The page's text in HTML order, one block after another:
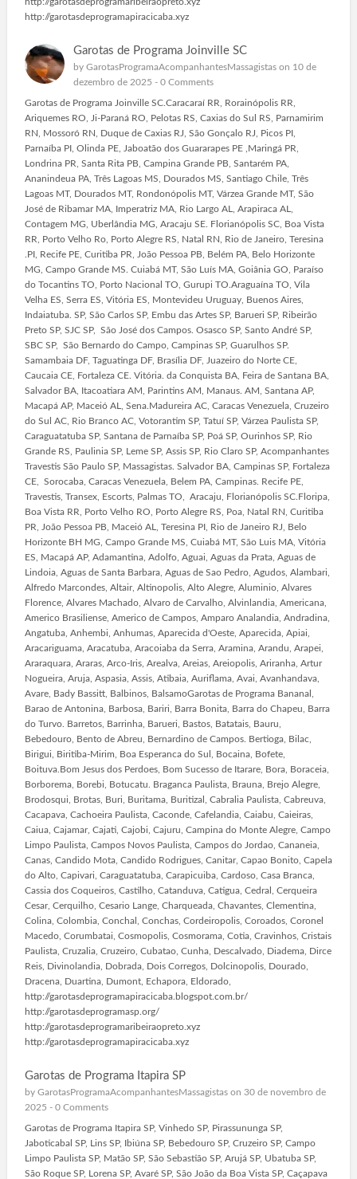
http://garotasdeprogramapiracicaba.xyz
Garotas de Programa Joinville SC
by GarotasProgramaAcompanhantesMassagistason 10 de
dezembro de 2025 - 0 Comments
Garotas de Programa Joinville SC.Caracaraí RR, Rorainópolis RR,
Ariquemes RO, Ji-Paraná RO, Pelotas RS, Caxias do Sul RS, Parnamirim
RN, Mossoró RN, Duque de Caxias RJ, São Gonçalo RJ, Picos PI,
Parnaíba PI, Olinda PE, Jaboatão dos Guararapes PE ,Maringá PR,
Londrina PR, Santa Rita PB, Campina Grande PB, Santarém PA,
Ananindeua PA, Três Lagoas MS, Dourados MS, Santiago Chile, Três
Lagoas MT, Dourados MT, Rondonópolis MT, Várzea Grande MT, São
José de Ribamar MA, Imperatriz MA, Rio Largo AL, Arapiraca AL,
Contagem MG, Uberlândia MG, Aracaju SE. Florianópolis SC, Boa Vista
RR, Porto Velho Ro, Porto Alegre RS, Natal RN, Rio de Janeiro, Teresina
.PI, Recife PE, Curitiba PR, João Pessoa PB, Belém PA, Belo Horizonte
MG, Campo Grande MS. Cuiabá MT, São Luís MA, Goiânia GO, Paraíso
do Tocantins TO, Porto Nacional TO, Gurupi TO.Araguaína TO, Vila
Velha ES, Serra ES, Vitória ES, Montevideu Uruguay, Buenos Aires,
Indaiatuba. SP, São Carlos SP, Embu das Artes SP, Barueri SP, Ribeirão
Preto SP, SJC SP, São José dos Campos. Osasco SP, Santo André SP,
SBC SP, São Bernardo do Campo, Campinas SP, Guarulhos SP.
Samambaia DF, Taguatinga DF, Brasília DF, Juazeiro do Norte CE,
Caucaia CE, Fortaleza CE. Vitória. da Conquista BA, Feira de Santana BA,
Salvador BA, Itacoatiara AM, Parintins AM, Manaus. AM, Santana AP,
Macapá AP, Maceió AL, Sena.Madureira AC, Caracas Venezuela, Cruzeiro
do Sul AC, Rio Branco AC, Votorantim SP, Tatuí SP, Várzea Paulista SP,
Caraguatatuba SP, Santana de Parnaíba SP, Poá SP, Ourinhos SP, Rio
Grande RS, Paulinia SP, Leme SP, Assis SP, Rio Claro SP, Acompanhantes
Travestis São Paulo SP, Massagistas. Salvador BA, Campinas SP, Fortaleza
CE, Sorocaba, Caracas Venezuela, Belem PA, Campinas. Recife PE,
Travestis, Transex, Escorts, Palmas TO, Aracaju, Florianópolis SC.Floripa,
Boa Vista RR, Porto Velho RO, Porto Alegre RS, Poa, Natal RN, Curitiba
PR, João Pessoa PB, Maceió AL, Teresina PI, Rio de Janeiro RJ, Belo
Horizonte BH MG, Campo Grande MS, Cuiabá MT, São Luis MA, Vitória
ES, Macapá AP, Adamantina, Adolfo, Aguai, Aguas da Prata, Aguas de
Lindoia, Aguas de Santa Barbara, Aguas de Sao Pedro, Agudos, Alambari,
Alfredo Marcondes, Altair, Altinopolis, Alto Alegre, Aluminio, Alvares
Florence, Alvares Machado, Alvaro de Carvalho, Alvinlandia, Americana,
Americo Brasiliense, Americo de Campos, Amparo Analandia, Andradina,
Angatuba, Anhembi, Anhumas, Aparecida d'Oeste, Aparecida, Apiai,
Aracariguama, Aracatuba, Aracoiaba da Serra, Aramina, Arandu, Arapei,
Araraquara, Araras, Arco-Iris, Arealva, Areias, Areiopolis, Ariranha, Artur
Nogueira, Aruja, Aspasia, Assis, Atibaia, Auriflama, Avai, Avanhandava,
Avare, Bady Bassitt, Balbinos, BalsamoGarotas de Programa Bananal,
Barao de Antonina, Barbosa, Bariri, Barra Bonita, Barra do Chapeu, Barra
do Turvo. Barretos, Barrinha, Barueri, Bastos, Batatais, Bauru,
Bebedouro, Bento de Abreu, Bernardino de Campos. Bertioga, Bilac,
Birigui, Biritiba-Mirim, Boa Esperanca do Sul, Bocaina, Bofete,
Boituva.Bom Jesus dos Perdoes, Bom Sucesso de Itarare, Bora, Boraceia,
Borborema, Borebi, Botucatu. Braganca Paulista, Brauna, Brejo Alegre,
Brodosqui, Brotas, Buri, Buritama, Buritizal, Cabralia Paulista, Cabreuva,
Cacapava, Cachoeira Paulista, Caconde, Cafelandia, Caiabu, Caieiras,
Caiua, Cajamar, Cajati, Cajobi, Cajuru, Campina do Monte Alegre, Campo
Limpo Paulista, Campos Novos Paulista, Campos do Jordao, Cananeia,
Canas, Candido Mota, Candido Rodrigues, Canitar, Capao Bonito, Capela
do Alto, Capivari, Caraguatatuba, Carapicuiba, Cardoso, Casa Branca,
Cassia dos Coqueiros, Castilho, Catanduva, Catigua, Cedral, Cerqueira
Cesar, Cerquilho, Cesario Lange, Charqueada, Chavantes, Clementina,
Colina, Colombia, Conchal, Conchas, Cordeiropolis, Coroados, Coronel
Macedo, Corumbatai, Cosmopolis, Cosmorama, Cotia, Cravinhos, Cristais
Paulista, Cruzalia, Cruzeiro, Cubatao, Cunha, Descalvado, Diadema, Dirce
Reis, Divinolandia, Dobrada, Dois Corregos, Dolcinopolis, Dourado,
Dracena, Duartina, Dumont, Echapora, Eldorado,
http://garotasdeprogramapiracicaba.blogspot.com.br/
http://garotasdeprogramasp.org/
http://garotasdeprogramaribeiraopreto.xyz
http://garotasdeprogramapiracicaba.xyz
Garotas de Programa Itapira SP
by GarotasProgramaAcompanhantesMassagistason 30 de novembro de
2025 - 0 Comments
Garotas de Programa Itapira SP, Vinhedo SP, Pirassununga SP,
Jaboticabal SP, Lins SP, Ibiúna SP, Bebedouro SP, Cruzeiro SP, Campo
Limpo Paulista SP, Matão SP, São Sebastião SP, Arujá SP, Ubatuba SP,
São Roque SP, Lorena SP, Avaré SP, São João da Boa Vista SP, Caçapava